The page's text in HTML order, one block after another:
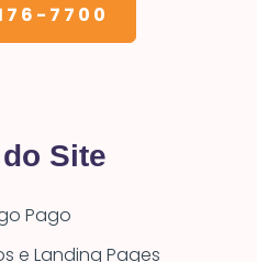
7700
Site
Pago
e Landing Pages